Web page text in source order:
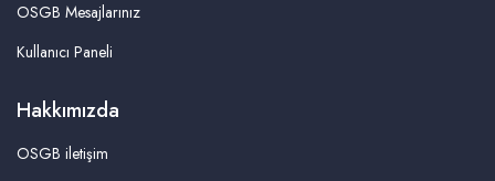
OSGB Mesajlarınız
Kullanıcı Paneli
Hakkımızda
OSGB iletişim